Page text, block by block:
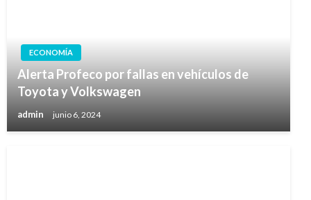
ECONOMÍA
Alerta Profeco por fallas en vehículos de
Toyota y Volkswagen
admin junio 6, 2024